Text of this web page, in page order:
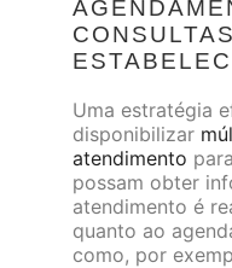
Uma estratégia
disponibilizar
atendimento
possam obter
atendimento é
quanto ao
como, por